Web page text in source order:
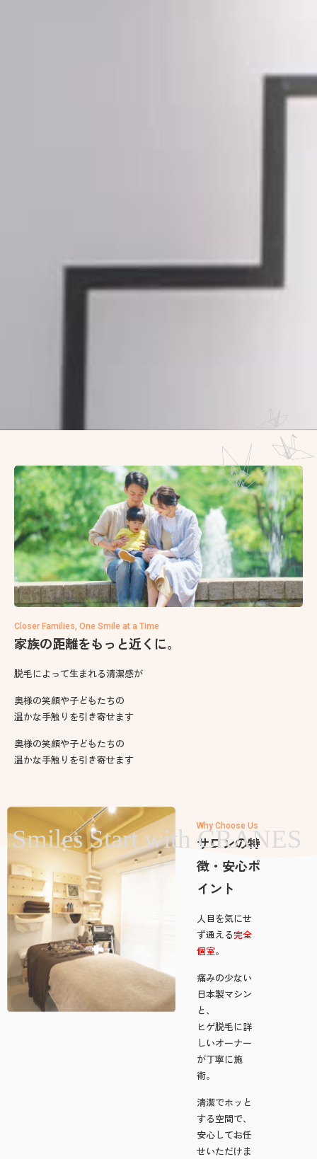
Closer Families, One Smile at a Time
家族の距離をもっと近くに。
脱毛によって生まれる清潔感が
奥様の笑顔や子どもたちの
温かな手触りを引き寄せます
奥様の笑顔や子どもたちの
温かな手触りを引き寄せます
Why Choose Us
サロンの特
徴・安心ポ
イント
人目を気にせ
ず通える完全
個室。
痛みの少ない
日本製マシン
と、
ヒゲ脱毛に詳
しいオーナー
が丁寧に施
術。
清潔でホッと
する空間で、
安心してお任
せいただけま